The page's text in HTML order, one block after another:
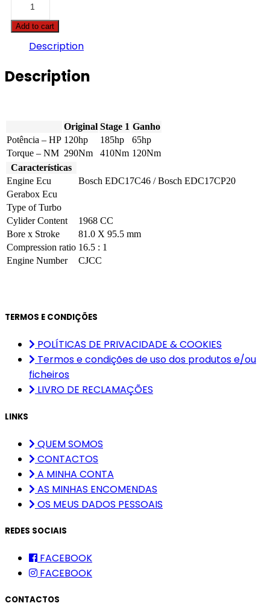
A4
-
120hp
quantity
Add to cart
Description
Description
Original Stage 1 Ganho
Potência – HP 120hp 185hp
65hp
Torque – NM 290Nm 410Nm 120Nm
Características
Engine Ecu
Bosch EDC17C46 / Bosch EDC17CP20
Gerabox Ecu
Type of Turbo
Cylider Content
1968 CC
Bore x Stroke
81.0 X 95.5 mm
Compression ratio 16.5 : 1
Engine Number
CJCC
TERMOS E CONDIÇÕES
POLÍTICAS DE PRIVACIDADE & COOKIES
Termos e condições de uso dos produtos e/ou
ficheiros
LIVRO DE RECLAMAÇÕES
LINKS
QUEM SOMOS
CONTACTOS
A MINHA CONTA
AS MINHAS ENCOMENDAS
OS MEUS DADOS PESSOAIS
REDES SOCIAIS
FACEBOOK
FACEBOOK
CONTACTOS